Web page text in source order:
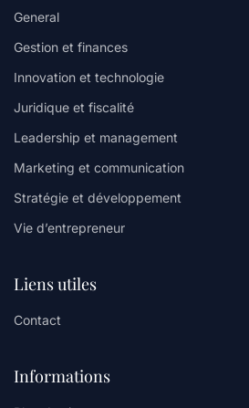
General
Gestion et finances
Innovation et technologie
Juridique et fiscalité
Leadership et management
Marketing et communication
Stratégie et développement
Vie d’entrepreneur
Liens utiles
Contact
Informations